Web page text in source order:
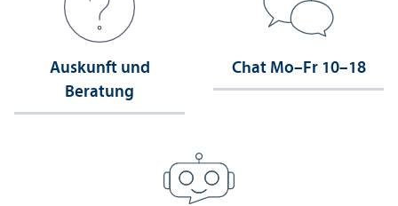
Auskunft und
Beratung
Chat Mo–Fr 10–18